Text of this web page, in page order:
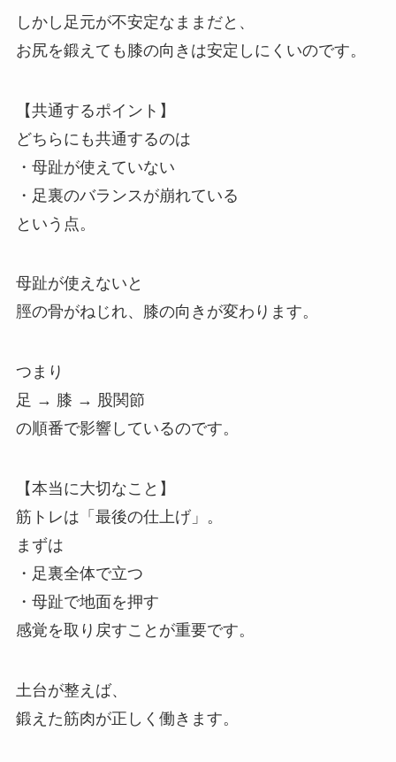
しかし足元が不安定なままだと、
お尻を鍛えても膝の向きは安定しにくいのです。
【共通するポイント】
どちらにも共通するのは
・母趾が使えていない
・足裏のバランスが崩れている
という点。
母趾が使えないと
脛の骨がねじれ、膝の向きが変わります。
つまり
足 → 膝 → 股関節
の順番で影響しているのです。
【本当に大切なこと】
筋トレは「最後の仕上げ」。
まずは
・足裏全体で立つ
・母趾で地面を押す
感覚を取り戻すことが重要です。
土台が整えば、
鍛えた筋肉が正しく働きます。